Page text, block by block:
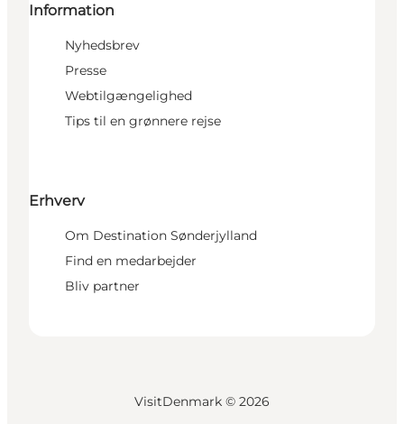
Information
Nyhedsbrev
Presse
Webtilgængelighed
Tips til en grønnere rejse
Erhverv
Om Destination Sønderjylland
Find en medarbejder
Bliv partner
VisitDenmark © 2026